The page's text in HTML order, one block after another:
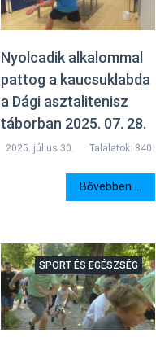
Nyolcadik alkalommal
pattog a kaucsuklabda
a Dági asztalitenisz
táborban 2025. 07. 28.
2025. július 30. Találatok: 840
Bővebben ...
SPORT ÉS EGÉSZSÉG